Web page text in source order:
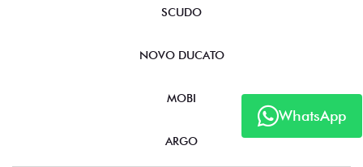
WhatsApp
SCUDO
NOVO DUCATO
MOBI
ARGO